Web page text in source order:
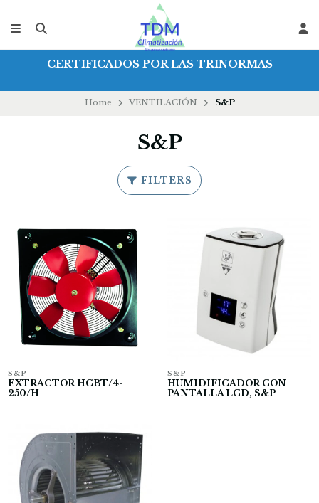
CERTIFICADOS POR LAS TRINORMAS
Home VENTILACIÓN S&P
S&P
FILTERS
S&P
EXTRACTOR HCBT/4-
250/H
S&P
HUMIDIFICADOR CON
PANTALLA LCD, S&P